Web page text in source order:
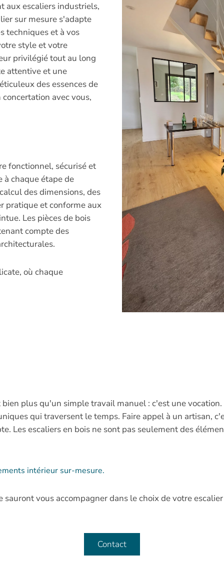
aux escaliers industriels,
sur mesure s'adapte
techniques et à vos
style et votre
privilégié tout au long
attentive et une
des essences de
avec vous,
fonctionnel, sécurisé et
à chaque étape de
des dimensions, des
pratique et conforme aux
Les pièces de bois
compte des
où chaque
plus qu'un simple travail manuel : c'est une
qui traversent le temps. Faire appel à un artisan,
Les escaliers en bois ne sont pas seulement des
intérieur sur-mesure.
sauront vous accompagner dans le choix de votre
Contact